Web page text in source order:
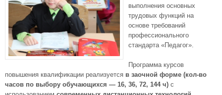
выполнения основных
трудовых функций на
основе требований
профессионального
стандарта «Педагог».
Программа курсов
повышения квалификации реализуется в заочной форме (кол-во
часов по выбору обучающихся — 16, 36, 72, 144 ч) с